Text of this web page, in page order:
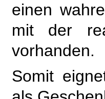
einen
mit der
vorhanden.
Somit